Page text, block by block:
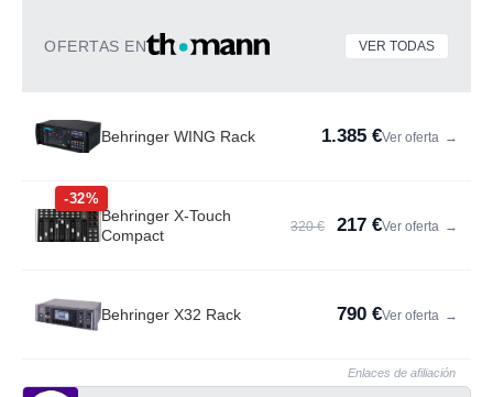
OFERTAS EN VER TODAS
Behringer WING Rack 1.385 €Ver oferta →
-32%
Behringer X-Touch
Compact
320 € 217 €Ver oferta →
Behringer X32 Rack 790 €Ver oferta →
Enlaces de afiliación